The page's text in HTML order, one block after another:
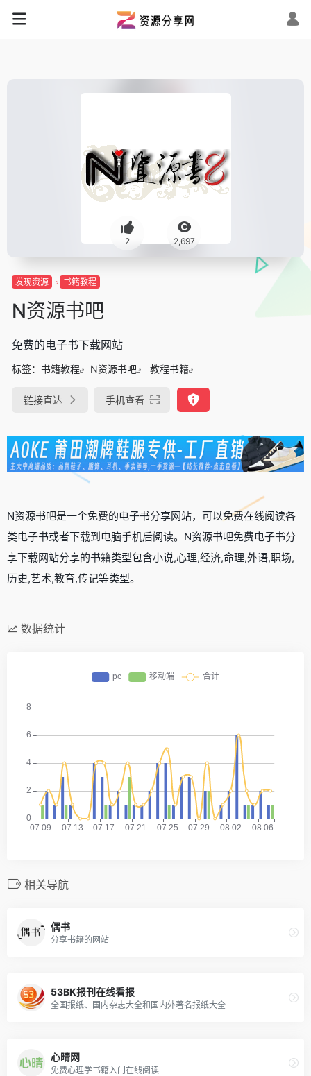
2 2,697
发现资源 书籍教程
N资源书吧
免费的电子书下载网站
标签： 书籍教程 N资源书吧 教程书籍
链接直达 手机查看
N资源书吧是一个免费的电子书分享网站，可以免费在线阅读各
类电子书或者下载到电脑手机后阅读。N资源书吧免费电子书分
享下载网站分享的书籍类型包含小说,心理,经济,命理,外语,职场,
历史,艺术,教育,传记等类型。
数据统计
相关导航
偶书
分享书籍的网站
53BK报刊在线看报
全国报纸、国内杂志大全和国内外著名报纸大全
心晴网
免费心理学书籍入门在线阅读